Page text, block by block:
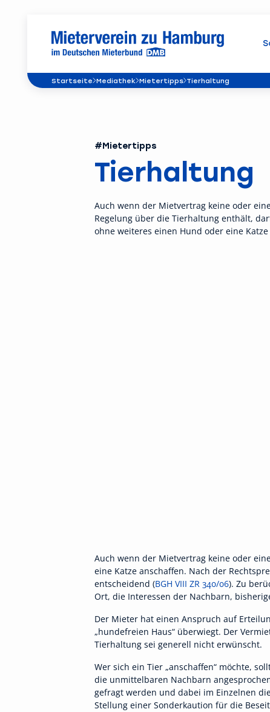
Startseite Mediathek Mietertipps Tierhaltung
#Mietertipps
Tierhaltung
Auch wenn der Mietvertrag keine oder
Regelung über die Tierhaltung enthält,
ohne weiteres einen Hund oder eine
Auch wenn der Mietvertrag keine oder
eine Katze anschaffen. Nach der
entscheidend (BGH VIII ZR 340/06). Zu
Ort, die Interessen der Nachbarn,
Der Mieter hat einen Anspruch auf
„hundefreien Haus“ überwiegt. Der
Tierhaltung sei generell nicht erwünscht.
Wer sich ein Tier „anschaffen“ möchte,
die unmittelbaren Nachbarn
gefragt werden und dabei im Einzelnen
Stellung einer Sonderkaution für die